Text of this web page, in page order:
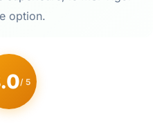
option.
/ 5